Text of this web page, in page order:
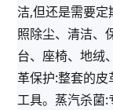
洁,但还是需要
照除尘、清洁、
台、座椅、地绒
革保护:整套的
工具。蒸汽杀菌